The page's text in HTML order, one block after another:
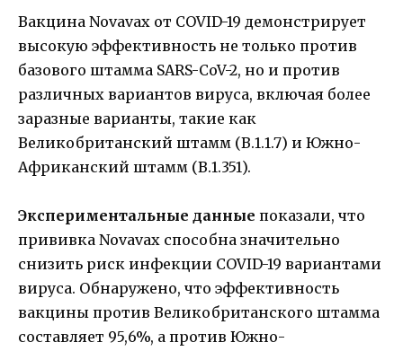
Вакцина Novavax от COVID-19 демонстрирует
высокую эффективность не только против
базового штамма SARS-CoV-2, но и против
различных вариантов вируса, включая более
заразные варианты, такие как
Великобританский штамм (B.1.1.7) и Южно-
Африканский штамм (B.1.351).
Экспериментальные данные показали, что
прививка Novavax способна значительно
снизить риск инфекции COVID-19 вариантами
вируса. Обнаружено, что эффективность
вакцины против Великобританского штамма
составляет 95,6%, а против Южно-